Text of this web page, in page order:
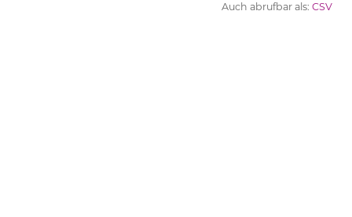
Auch abrufbar als: CSV